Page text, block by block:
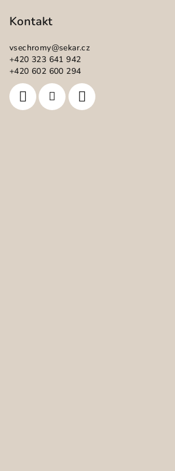
Kontakt
vsechromy@sekar.cz
+420 323 641 942
+420 602 600 294